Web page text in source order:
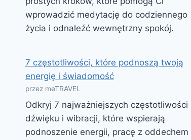
wprowadzić medytację do codziennego
życia i odnaleźć wewnętrzny spokój.
7 częstotliwości, które podnoszą twoją
energię i świadomość
przez meTRAVEL
Odkryj 7 najważniejszych częstotliwości
dźwięku i wibracji, które wspierają
podnoszenie energii, pracę z oddechem